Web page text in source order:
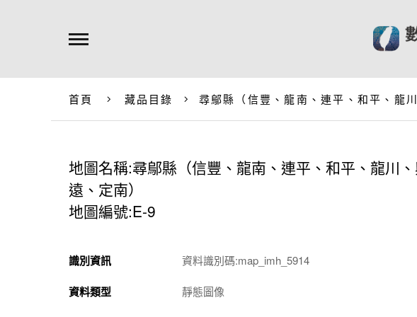
首頁 藏品目錄 尋鄔縣（信豐、龍南、連平、和平、龍
地圖名稱:尋鄔縣（信豐、龍南、連平、和平、龍川
遠、定南）
地圖編號:E-9
識別資訊 資料識別碼:map_imh_5914
資料類型 靜態圖像